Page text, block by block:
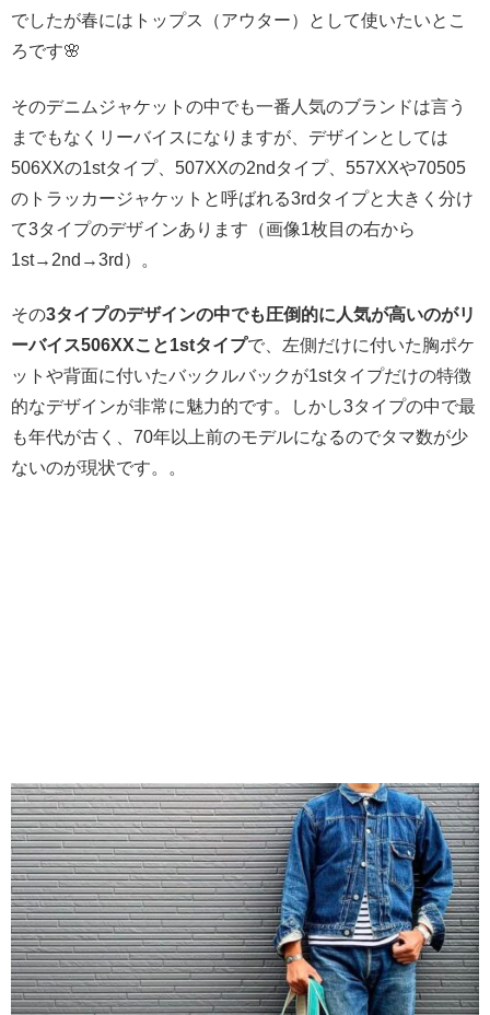
でしたが春にはトップス（アウター）として使いたいとこ
ろです🌸
そのデニムジャケットの中でも一番人気のブランドは言う
までもなくリーバイスになりますが、デザインとしては
506XXの1stタイプ、507XXの2ndタイプ、557XXや70505
のトラッカージャケットと呼ばれる3rdタイプと大きく分け
て3タイプのデザインあります（画像1枚目の右から
1st→2nd→3rd）。
その3タイプのデザインの中でも圧倒的に人気が高いのがリ
ーバイス506XXこと1stタイプで、左側だけに付いた胸ポケ
ットや背面に付いたバックルバックが1stタイプだけの特徴
的なデザインが非常に魅力的です。しかし3タイプの中で最
も年代が古く、70年以上前のモデルになるのでタマ数が少
ないのが現状です。。